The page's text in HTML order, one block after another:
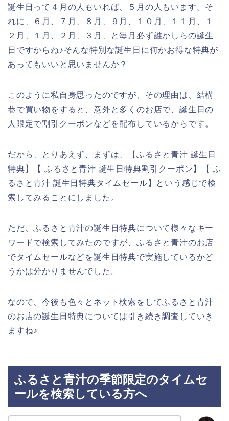
誕生日って４月の人もいれば、５月の人もいます。そ
れに、６月、７月、８月、９月、１０月、１１月、１
２月、１月、２月、３月、と毎月必ず誰かしらの誕生
日ですからね♪そんな特別な誕生日に何かお得な特典が
あってもいいと思いませんか？
このように私自身思ったのですが、その理由は、結構
巷で買い物をすると、意外と多くのお店で、誕生日の
人限定で割引クーポンなどを配布しているからです。
だから、とりあえず、まずは、【ふるさと青汁 誕生日
特典】【 ふるさと青汁 誕生日特典割引クーポン】【 ふ
るさと青汁 誕生日特典タイムセール】という感じで検
索してみることにしました。
ただ、ふるさと青汁の誕生日特典について様々なキー
ワードで検索してみたのですが、ふるさと青汁のお店
でタイムセールなどを誕生日特典で実施しているかど
うかは分かりませんでした。
なので、今後も色々とネット検索をしてふるさと青汁
のお店の誕生日特典については引き続き調査していき
ますね♪
ふるさと青汁の季節限定のタイムセ
ールを検索している方へ